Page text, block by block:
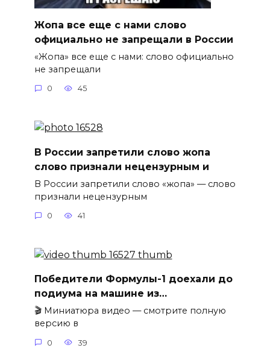
Жопа все еще с нами слово
официально не запрещали в России
«Жопа» все еще с нами: слово официально
не запрещали
0 45
В России запретили слово жопа
слово признали нецензурным и
В России запретили слово «жопа» — слово
признали нецензурным
0 41
Победители Формулы-1 доехали до
подиума на машине из…
🎬 Миниатюра видео — смотрите полную
версию в
0 39